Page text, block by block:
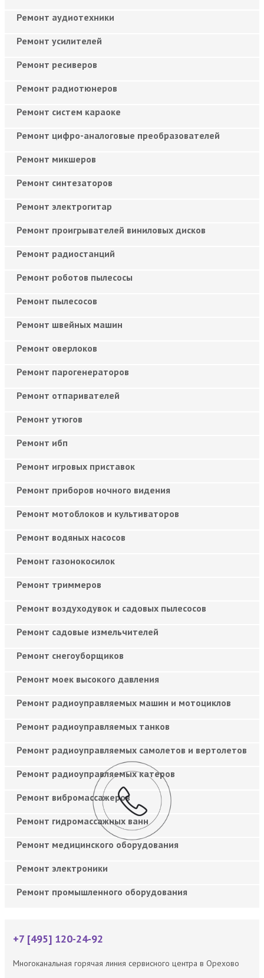
Ремонт аудиотехники
Ремонт усилителей
Ремонт ресиверов
Ремонт радиотюнеров
Ремонт систем караоке
Ремонт цифро-аналоговые преобразователей
Ремонт микшеров
Ремонт синтезаторов
Ремонт электрогитар
Ремонт проигрывателей виниловых дисков
Ремонт радиостанций
Ремонт роботов пылесосы
Ремонт пылесосов
Ремонт швейных машин
Ремонт оверлоков
Ремонт парогенераторов
Ремонт отпаривателей
Ремонт утюгов
Ремонт ибп
Ремонт игровых приставок
Ремонт приборов ночного видения
Ремонт мотоблоков и культиваторов
Ремонт водяных насосов
Ремонт газонокосилок
Ремонт триммеров
Ремонт воздуходувок и садовых пылесосов
Ремонт садовые измельчителей
Ремонт снегоуборщиков
Ремонт моек высокого давления
Ремонт радиоуправляемых машин и мотоциклов
Ремонт радиоуправляемых танков
Ремонт радиоуправляемых самолетов и вертолетов
Ремонт радиоуправляемых катеров
Ремонт вибромассажеров
Ремонт гидромассажных ванн
Ремонт медицинского оборудования
Ремонт электроники
Ремонт промышленного оборудования
+7 [495] 120-24-92
Многоканальная горячая линия сервисного центра в Орехово